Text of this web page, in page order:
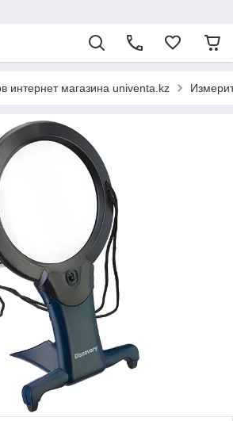
интернет магазина univenta.kz